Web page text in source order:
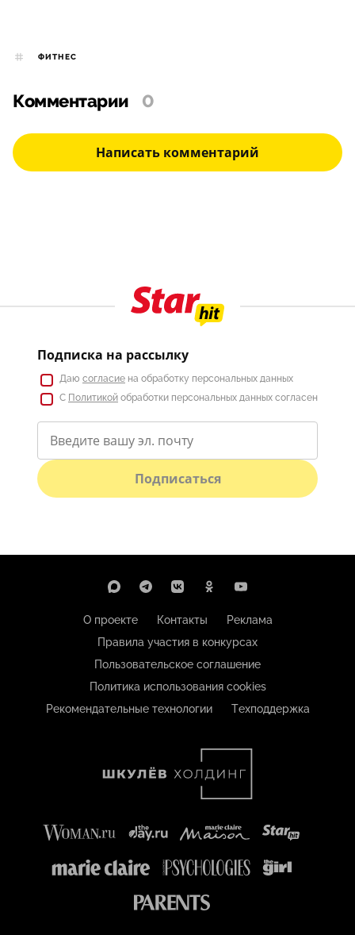
ФИТНЕС
Комментарии 0
Написать комментарий
Подписка на рассылку
Даю согласие на обработку персональных данных
С Политикой обработки персональных данных согласен
Подписаться
О проекте Контакты
Реклама
Правила участия в конкурсах
Пользовательское соглашение
Политика использования cookies
Рекомендательные технологии
Техподдержка